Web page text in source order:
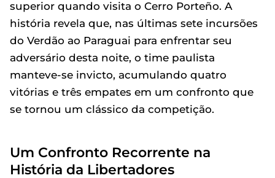
superior quando visita o Cerro Porteño. A
história revela que, nas últimas sete incursões
do Verdão ao Paraguai para enfrentar seu
adversário desta noite, o time paulista
manteve-se invicto, acumulando quatro
vitórias e três empates em um confronto que
se tornou um clássico da competição.
Um Confronto Recorrente na
História da Libertadores